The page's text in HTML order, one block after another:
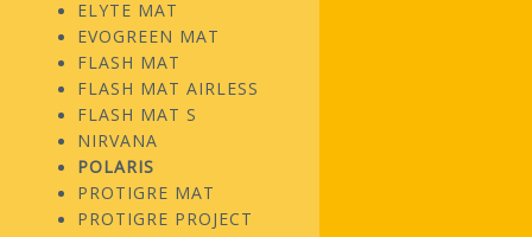
ELYTE MAT
EVOGREEN MAT
FLASH MAT
FLASH MAT AIRLESS
FLASH MAT S
NIRVANA
POLARIS
PROTIGRE MAT
PROTIGRE PROJECT